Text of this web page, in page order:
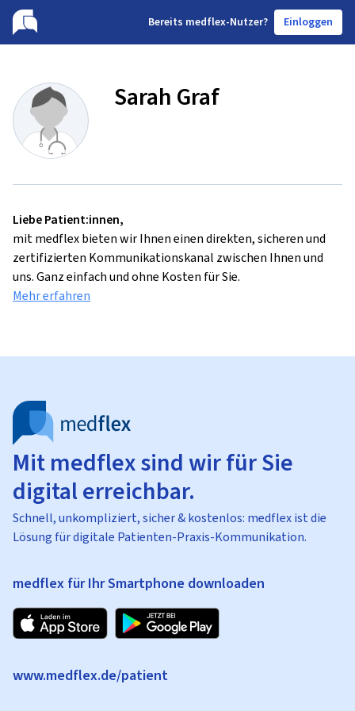
Bereits medflex-Nutzer? Einloggen
Sarah Graf
Liebe Patient:innen,
mit medflex bieten wir Ihnen einen direkten, sicheren und
zertifizierten Kommunikationskanal zwischen Ihnen und
uns. Ganz einfach und ohne Kosten für Sie.
Mehr erfahren
Mit medflex sind wir für Sie
digital erreichbar.
Schnell, unkompliziert, sicher & kostenlos: medflex ist die
Lösung für digitale Patienten-Praxis-Kommunikation.
medflex für Ihr Smartphone downloaden
www.medflex.de/patient